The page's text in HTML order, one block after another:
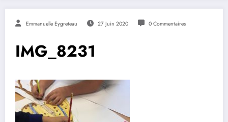
Emmanuelle Eygreteau 27 Juin 2020 0 Commentaires
IMG_8231